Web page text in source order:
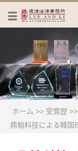
ホーム >> 受賞歴 >>
鼎翰科技による韓国